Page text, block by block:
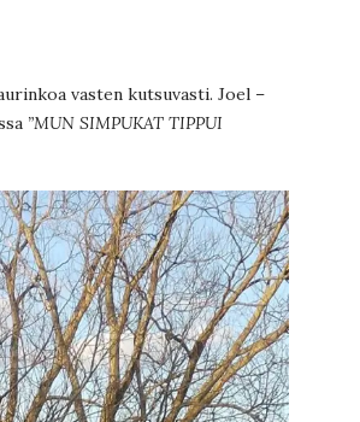
vasten kutsuvasti. Joel –
”MUN SIMPUKAT TIPPUI